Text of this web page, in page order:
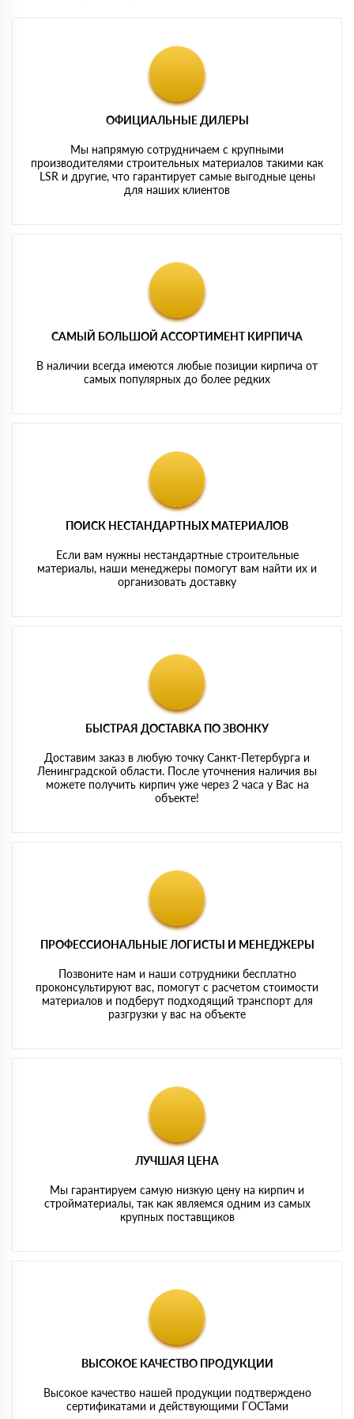
ОФИЦИАЛЬНЫЕ ДИЛЕРЫ
Мы напрямую сотрудничаем с крупными
производителями строительных материалов такими как
LSR и другие, что гарантирует самые выгодные цены
для наших клиентов
САМЫЙ БОЛЬШОЙ АССОРТИМЕНТ КИРПИЧА
В наличии всегда имеются любые позиции кирпича от
самых популярных до более редких
ПОИСК НЕСТАНДАРТНЫХ МАТЕРИАЛОВ
Если вам нужны нестандартные строительные
материалы, наши менеджеры помогут вам найти их и
организовать доставку
БЫСТРАЯ ДОСТАВКА ПО ЗВОНКУ
Доставим заказ в любую точку Санкт-Петербурга и
Ленинградской области. После уточнения наличия вы
можете получить кирпич уже через 2 часа у Вас на
объекте!
ПРОФЕССИОНАЛЬНЫЕ ЛОГИСТЫ И МЕНЕДЖЕРЫ
Позвоните нам и наши сотрудники бесплатно
проконсультируют вас, помогут с расчетом стоимости
материалов и подберут подходящий транспорт для
разгрузки у вас на объекте
ЛУЧШАЯ ЦЕНА
Мы гарантируем самую низкую цену на кирпич и
стройматериалы, так как являемся одним из самых
крупных поставщиков
ВЫСОКОЕ КАЧЕСТВО ПРОДУКЦИИ
Высокое качество нашей продукции подтверждено
сертификатами и действующими ГОСТами